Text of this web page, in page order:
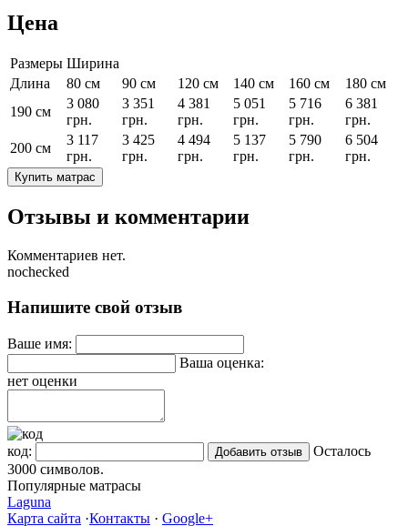
Цена
Размеры Ширина
Длина
80 см 90 см 120 см 140 см 160 см
180 см
190 см
3 080
грн.
3 351
грн.
4 381
грн.
5 051
грн.
5 716
грн.
6 381
грн.
200 см
3 117
грн.
3 425
грн.
4 494
грн.
5 137
грн.
5 790
грн.
6 504
грн.
Купить матрас
Отзывы и комментарии
Комментариев нет.
nochecked
Напишите свой отзыв
Ваше имя:
Ваша оценка:
нет оценки
код:
Осталось
3000 символов.
Популярные матрасы
Laguna
Карта сайта ·Контакты · Google+